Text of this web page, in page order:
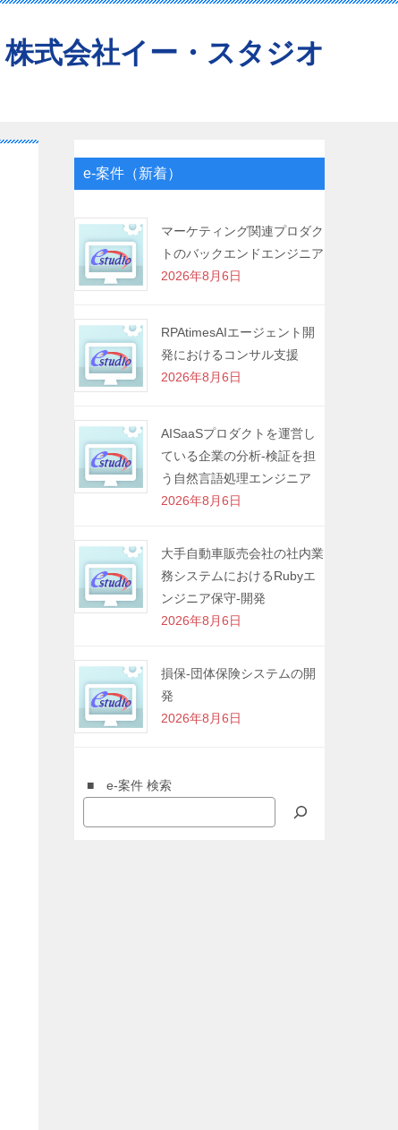
株式会社イー・スタジオ
e-案件（新着）
マーケティング関連プロダク
トのバックエンドエンジニア
2026年8月6日
RPAtimesAIエージェント開
発におけるコンサル支援
2026年8月6日
AISaaSプロダクトを運営し
ている企業の分析-検証を担
う自然言語処理エンジニア
2026年8月6日
大手自動車販売会社の社内業
務システムにおけるRubyエ
ンジニア保守-開発
2026年8月6日
損保-団体保険システムの開
発
2026年8月6日
■ e-案件 検索